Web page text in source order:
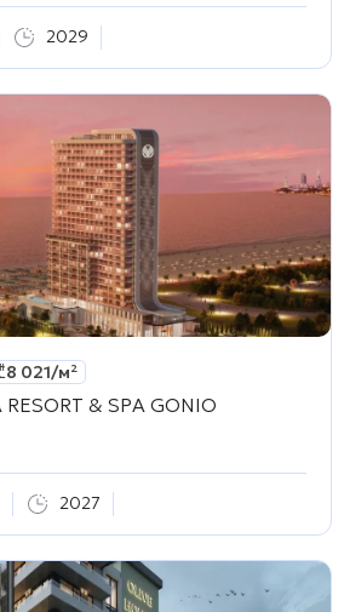
2029
8 021/м²
RESORT & SPA GONIO
2027